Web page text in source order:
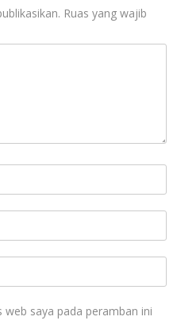
Ruas yang wajib
saya pada peramban ini